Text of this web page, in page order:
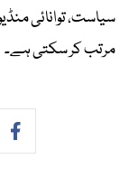
سیاست، توانائی
مرتب کر سکتی ہے۔